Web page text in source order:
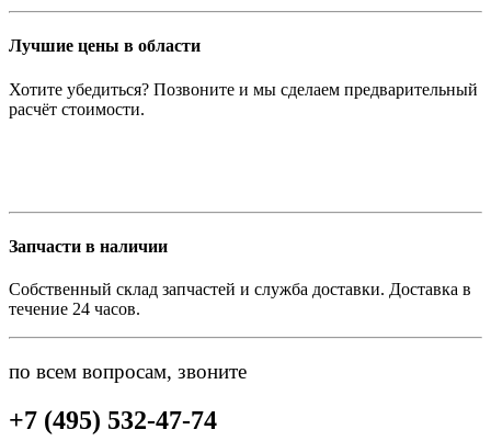
Лучшие цены в области
Хотите убедиться? Позвоните и мы сделаем предварительный
расчёт стоимости.
Запчасти в наличии
Собственный склад запчастей и служба доставки. Доставка в
течение 24 часов.
по всем вопросам, звоните
+7 (495) 532-47-74